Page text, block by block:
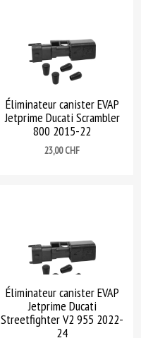
Éliminateur canister EVAP
Jetprime Ducati Scrambler
800 2015-22
Prix
23,00 CHF
Éliminateur canister EVAP
Jetprime Ducati
Streetfighter V2 955 2022-
24